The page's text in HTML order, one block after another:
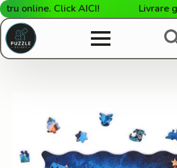
online. Click AICI! Livrare